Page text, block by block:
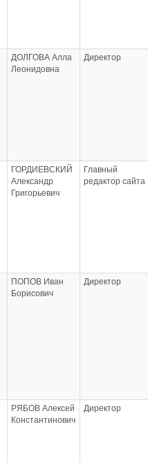
ДОЛГОВА Алла
Леонидовна
Директор
ГОРДИЕВСКИЙ
Александр
Григорьевич
Главный
редактор сайта
ПОПОВ Иван
Борисович
Директор
РЯБОВ Алексей
Константинович
Директор